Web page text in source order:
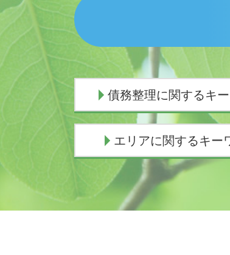
債務整理に関するキ
個人再生 申立後 通帳
闇金被害 相談
自己破産手続き中 してはい
と
個人再生 任意整理
エリアに関するキー
債務整理 弁護士 御殿場市
交通事故 弁護士 富士市
債務整理 弁護士 伊豆市